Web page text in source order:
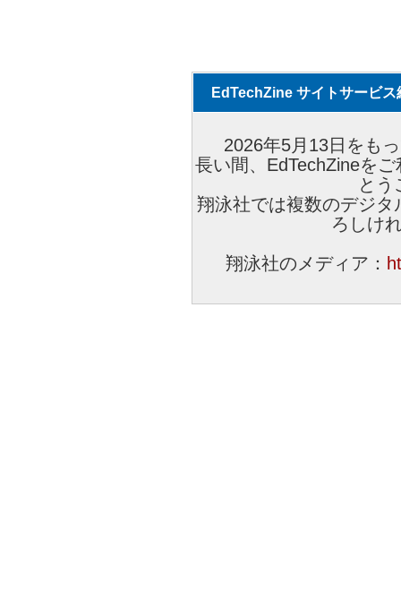
EdTechZine サイトサービス
2026年5月13日をも
長い間、EdTechZineを
とう
翔泳社では複数のデジ
ろしけ
翔泳社のメディア：